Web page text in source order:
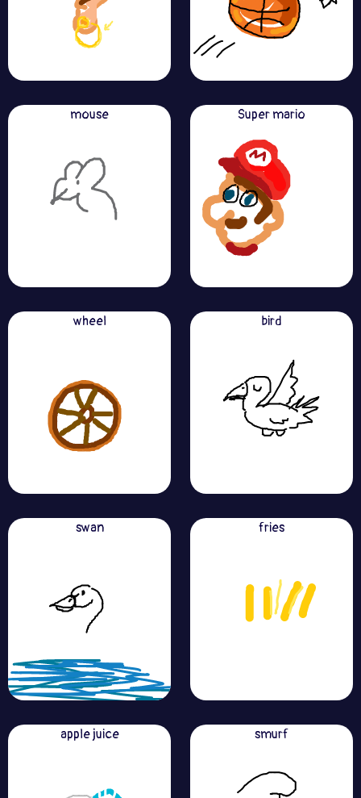
mouse Super mario
wheel bird
swan fries
apple juice smurf